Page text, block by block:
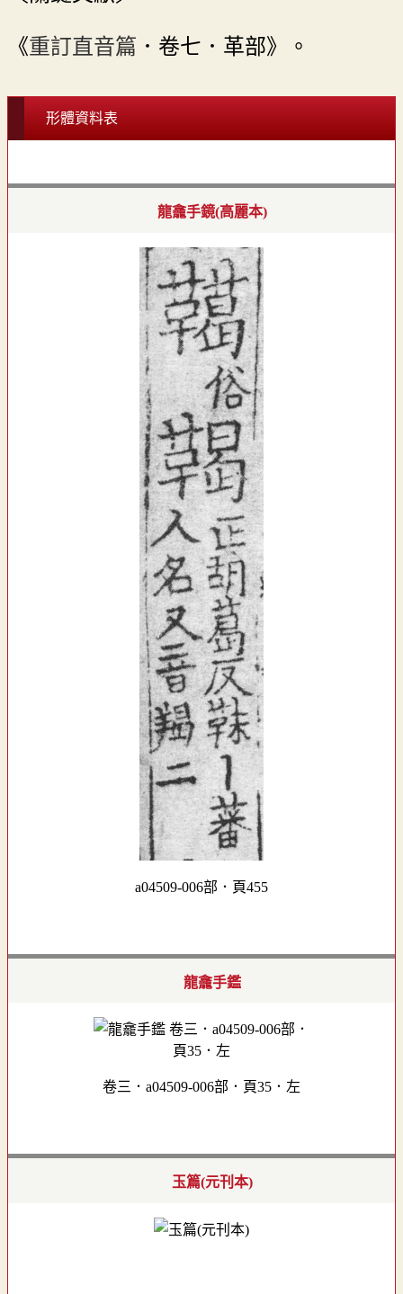
《重訂直音篇 ．卷七．革部》。
形體資料表
龍龕手鏡(高麗本)
a04509-006部．頁455
龍龕手鑑
卷三．a04509-006部．頁35．左
玉篇(元刊本)